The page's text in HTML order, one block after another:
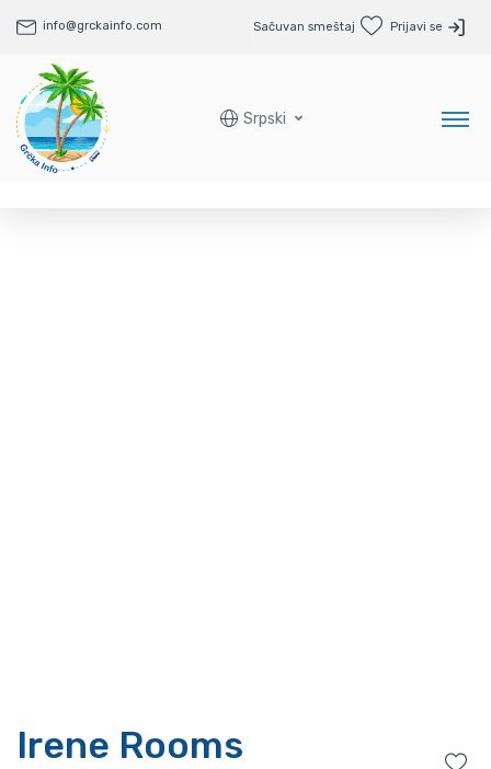
info@grckainfo.com Sačuvan smeštaj Prijavi se
Srpski
Irene Rooms